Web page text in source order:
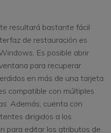
resultará bastante fácil
de restauración es
Es posible abrir
para recuperar
en más de una tarjeta
compatible con múltiples
Además, cuenta con
dirigidos a los
para editar los atributos de